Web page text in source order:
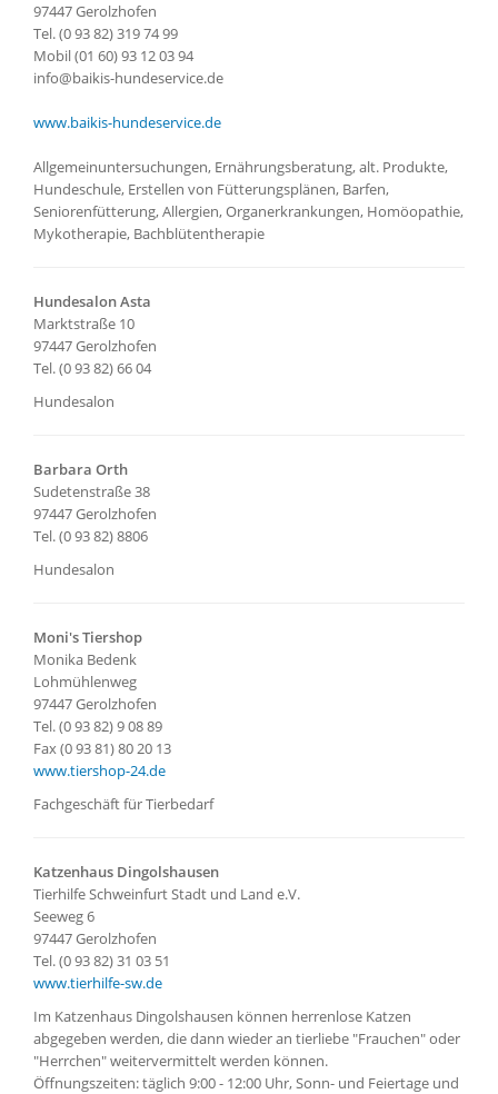
97447 Gerolzhofen
Tel. (0 93 82) 319 74 99
Mobil (01 60) 93 12 03 94
info@baikis-hundeservice.de
www.baikis-hundeservice.de
Allgemeinuntersuchungen, Ernährungsberatung, alt. Produkte,
Hundeschule, Erstellen von Fütterungsplänen, Barfen,
Seniorenfütterung, Allergien, Organerkrankungen, Homöopathie,
Mykotherapie, Bachblütentherapie
Hundesalon Asta
Marktstraße 10
97447 Gerolzhofen
Tel. (0 93 82) 66 04
Hundesalon
Barbara Orth
Sudetenstraße 38
97447 Gerolzhofen
Tel. (0 93 82) 8806
Hundesalon
Moni's Tiershop
Monika Bedenk
Lohmühlenweg
97447 Gerolzhofen
Tel. (0 93 82) 9 08 89
Fax (0 93 81) 80 20 13
www.tiershop-24.de
Fachgeschäft für Tierbedarf
Katzenhaus Dingolshausen
Tierhilfe Schweinfurt Stadt und Land e.V.
Seeweg 6
97447 Gerolzhofen
Tel. (0 93 82) 31 03 51
www.tierhilfe-sw.de
Im Katzenhaus Dingolshausen können herrenlose Katzen
abgegeben werden, die dann wieder an tierliebe "Frauchen" oder
"Herrchen" weitervermittelt werden können.
Öffnungszeiten: täglich 9:00 - 12:00 Uhr, Sonn- und Feiertage und